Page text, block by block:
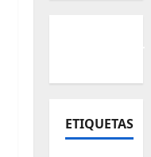
ETIQUETAS